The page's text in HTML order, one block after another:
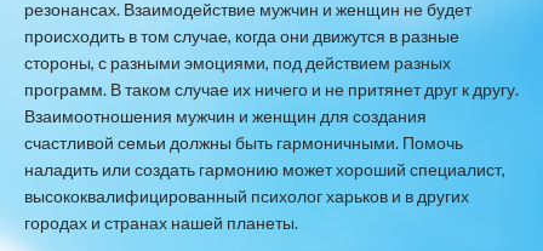
резонансах. Взаимодействие мужчин и женщин не будет
происходить в том случае, когда они движутся в разные
стороны, с разными эмоциями, под действием разных
программ. В таком случае их ничего и не притянет друг к другу.
Взаимоотношения мужчин и женщин для создания
счастливой семьи должны быть гармоничными. Помочь
наладить или создать гармонию может хороший специалист,
высококвалифицированный психолог харьков и в других
городах и странах нашей планеты.